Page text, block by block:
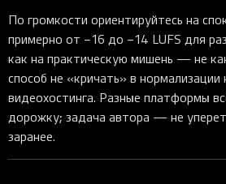
По громкости ориентируйтесь на
примерно от −16 до −14 LUFS для
как на практическую мишень — не
способ не «кричать» в нормализации
видеохостинга. Разные платформы
дорожку; задача автора — не
заранее.